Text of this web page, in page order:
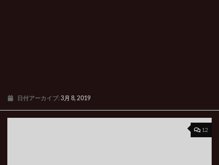
日付アーカイブ:3月 8, 2019
12